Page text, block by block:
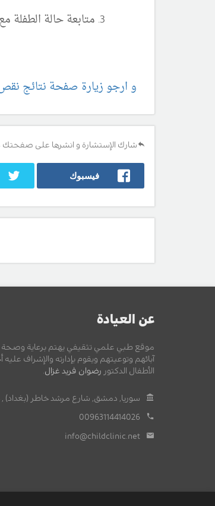
متابعة حالة
و ارجو زيارة صفحة نتائج
شارك الإستشارة و انشرها على صفحتك
فيسبوك
عن العيادة
موقع طبي علمي تثقيفي يهتم برعاية وصحة
آبائهم وتوعيتهم ويقوم بإدارته والإشراف
الأطفال الدكتور رضوان فريد غزال
سوريا, دمشق, شارع مرشد خاطر (بغداد) ,
00963114414026
info@childclinic.net